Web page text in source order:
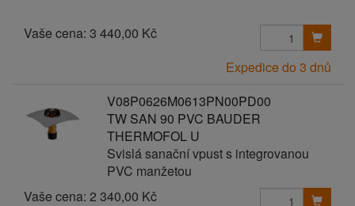
Vaše cena: 3 440,00 Kč
Expedice do 3 dnů
V08P0626M0613PN00PD00
TW SAN 90 PVC BAUDER
THERMOFOL U
Svislá sanační vpust s integrovanou
PVC manžetou
Vaše cena: 2 340,00 Kč